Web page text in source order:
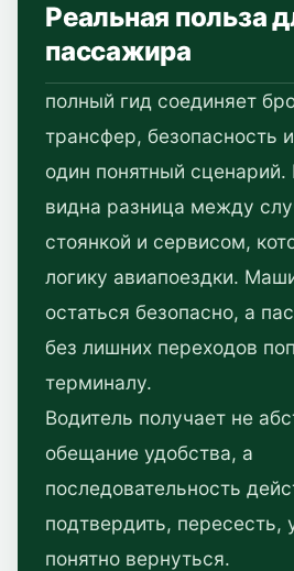
Реальная польза
пассажира
полный гид соединяет
трансфер, безопасность
один понятный
видна разница между
стоянкой и сервисом,
логику авиапоездки.
остаться безопасно, а
без лишних переходов
терминалу.
Водитель получает не
обещание удобства, а
последовательность
подтвердить, пересесть,
понятно вернуться.